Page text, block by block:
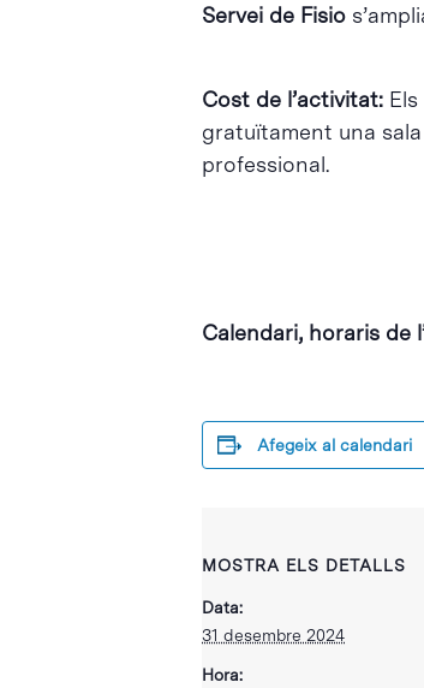
Servei de Fisio
Cost de l’activitat:
gratuïtament una
professional.
Calendari, horaris de
Afegeix al calendari
MOSTRA ELS DETALLS
Data:
31 desembre 2024
Hora: